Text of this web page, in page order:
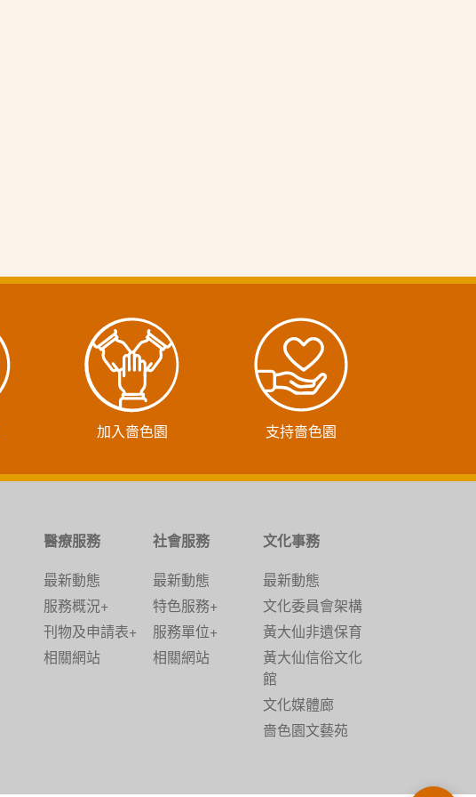
加入嗇色園 支持嗇色園
醫療服務
最新動態
服務概況+
刊物及申請表+
相關網站
社會服務
最新動態
特色服務+
服務單位+
相關網站
文化事務
最新動態
文化委員會架構
黃大仙非遺保育
黃大仙信俗文化
館
文化媒體廊
嗇色園文藝苑